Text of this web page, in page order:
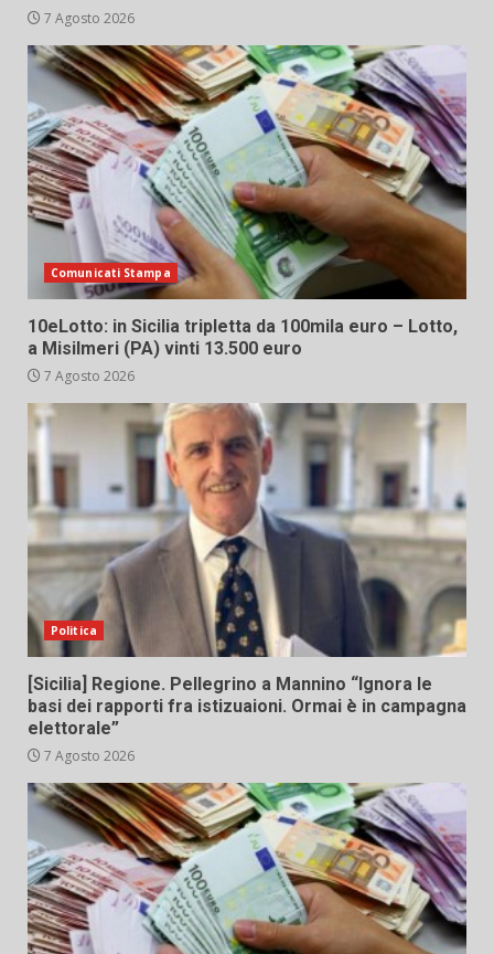
7 Agosto 2026
Comunicati Stampa
10eLotto: in Sicilia tripletta da 100mila euro – Lotto,
a Misilmeri (PA) vinti 13.500 euro
7 Agosto 2026
Politica
[Sicilia] Regione. Pellegrino a Mannino “Ignora le
basi dei rapporti fra istizuaioni. Ormai è in campagna
elettorale”
7 Agosto 2026